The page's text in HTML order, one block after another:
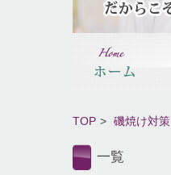
TOP 磯焼け対策
一覧